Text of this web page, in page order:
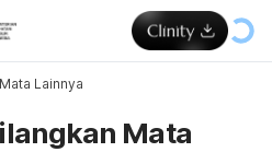
Lainnya
Mata